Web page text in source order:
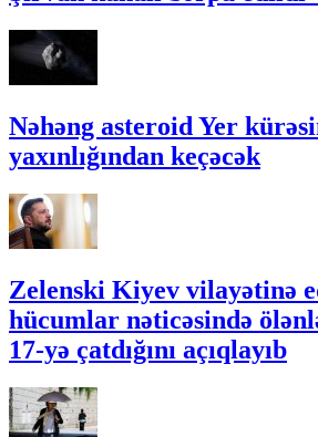
Nəhəng asteroid Yer
yaxınlığından keçəcək
Zelenski Kiyev vilayətinə
hücumlar nəticəsində
17-yə çatdığını açıqlayıb